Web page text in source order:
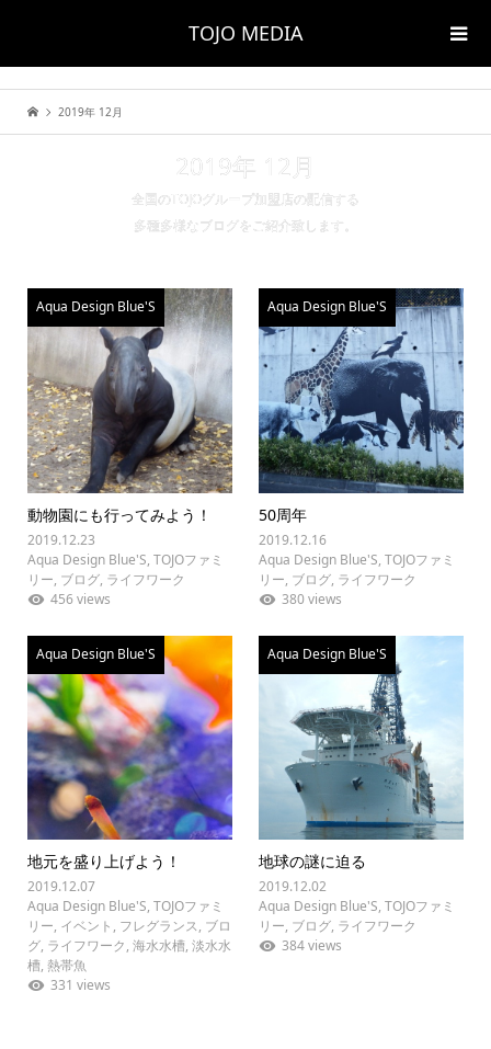
TOJO MEDIA
2019年 12月
2019年 12月
全国のTOJOグループ加盟店の配信する
多種多様なブログをご紹介致します。
Aqua Design Blue'S
動物園にも行ってみよう！
2019.12.23
Aqua Design Blue'S, TOJOファミ
リー, ブログ, ライフワーク
456 views
Aqua Design Blue'S
50周年
2019.12.16
Aqua Design Blue'S,TOJOファミ
リー, ブログ, ライフワーク
380 views
Aqua Design Blue'S
地元を盛り上げよう！
2019.12.07
Aqua Design Blue'S, TOJOファミ
リー, イベント , フレグランス, ブロ
グ, ライフワーク, 海水水槽, 淡水水
槽, 熱帯魚
331 views
Aqua Design Blue'S
地球の謎に迫る
2019.12.02
Aqua Design Blue'S,TOJOファミ
リー, ブログ, ライフワーク
384 views